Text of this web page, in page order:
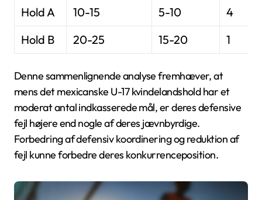
Hold A 10-15 5-10
4
Hold B
20-25 15-20 1
Denne sammenlignende analyse fremhæver, at
mens det mexicanske U-17 kvindelandshold har et
moderat antal indkasserede mål, er deres defensive
fejl højere end nogle af deres jævnbyrdige.
Forbedring af defensiv koordinering og reduktion af
fejl kunne forbedre deres konkurrenceposition.